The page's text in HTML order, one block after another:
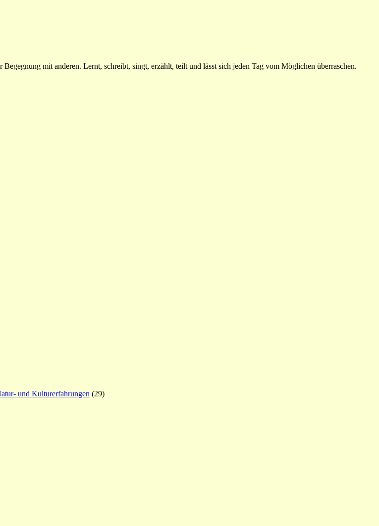
mit anderen. Lernt, schreibt, singt, erzählt, teilt und lässt sich jeden Tag vom Möglichen überraschen.
und Kulturerfahrungen (29)